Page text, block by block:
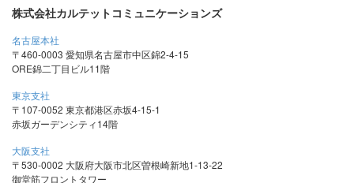
株式会社カルテットコミュニケーションズ
名古屋本社
〒460-0003 愛知県名古屋市中区錦2-4-15
ORE錦二丁目ビル11階
東京支社
〒107-0052 東京都港区赤坂4-15-1
赤坂ガーデンシティ14階
大阪支社
〒530-0002 大阪府大阪市北区曽根崎新地1-13-22
御堂筋フロントタワー